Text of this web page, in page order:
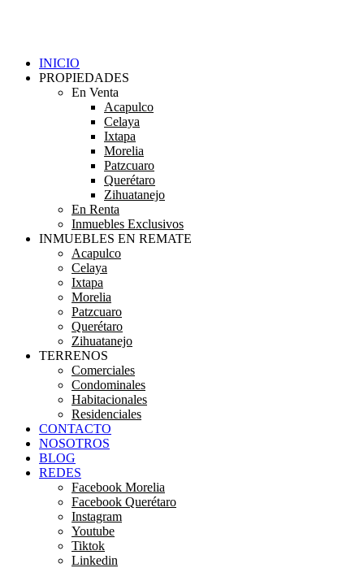
INICIO
PROPIEDADES
En Venta
Acapulco
Celaya
Ixtapa
Morelia
Patzcuaro
Querétaro
Zihuatanejo
En Renta
Inmuebles Exclusivos
INMUEBLES EN REMATE
Acapulco
Celaya
Ixtapa
Morelia
Patzcuaro
Querétaro
Zihuatanejo
TERRENOS
Comerciales
Condominales
Habitacionales
Residenciales
CONTACTO
NOSOTROS
BLOG
REDES
Facebook Morelia
Facebook Querétaro
Instagram
Youtube
Tiktok
Linkedin